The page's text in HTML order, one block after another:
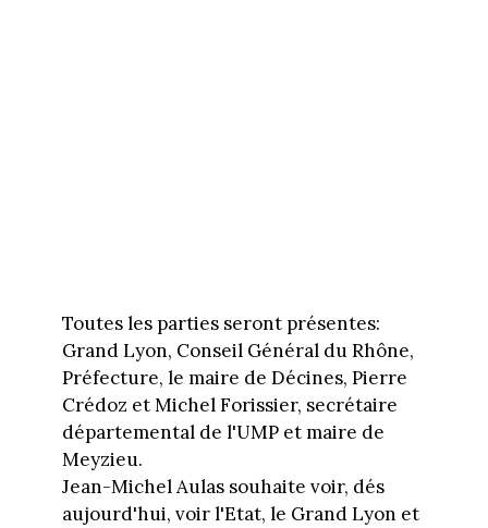
Toutes les parties seront présentes:
Grand Lyon, Conseil Général du Rhône,
Préfecture, le maire de Décines, Pierre
Crédoz et Michel Forissier, secrétaire
départemental de l'UMP et maire de
Meyzieu.
Jean-Michel Aulas souhaite voir, dés
aujourd'hui, voir l'Etat, le Grand Lyon et